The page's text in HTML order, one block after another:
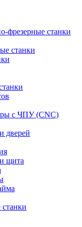
фрезерные станки
станки
с ЧПУ (CNC)
дверей
щита